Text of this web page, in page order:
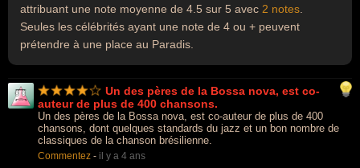
attribuant une note moyenne de 4.5 sur 5 avec 2 notes
Seules les célébrités ayant une note de 4 ou + peuvent
prétendre à une place au Paradis.
Un des pères de la Bossa nova, est co-
auteur de plus de 400 chansons.
Un des pères de la Bossa nova, est co-auteur de plus de 400
chansons, dont quelques standards du jazz et un bon nombre de
classiques de la chanson brésilienne.
Commentez - il y a 4 ans